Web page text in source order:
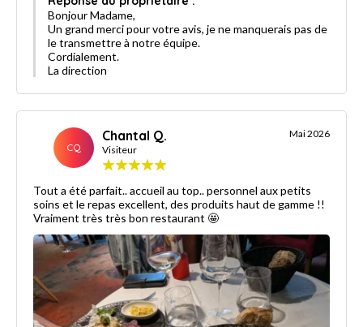
Bonjour Madame,
Un grand merci pour votre avis, je ne manquerais pas de
le transmettre à notre équipe.
Cordialement.
La direction
CQ
Chantal Q.
Visiteur
Mai 2026
Tout a été parfait.. accueil au top.. personnel aux petits
soins et le repas excellent, des produits haut de gamme !!
Vraiment très très bon restaurant 🤩